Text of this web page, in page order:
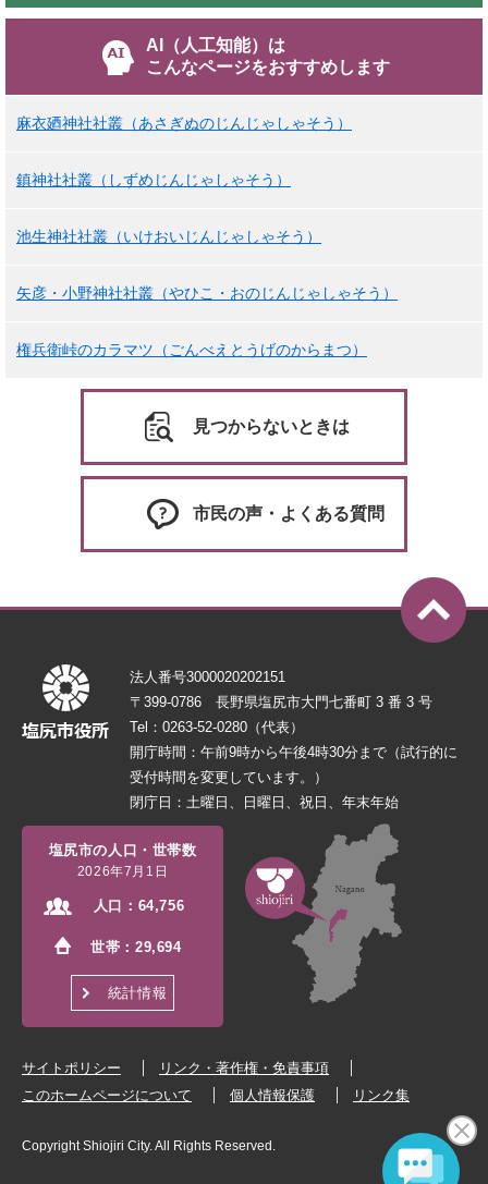
AI（人工知能）は
こんなページをおすすめします
麻衣廼神社社叢（あさぎぬのじんじゃしゃそう）
鎮神社社叢（しずめじんじゃしゃそう）
池生神社社叢（いけおいじんじゃしゃそう）
矢彦・小野神社社叢（やひこ・おのじんじゃしゃそう）
権兵衛峠のカラマツ（ごんべえとうげのからまつ）
見つからないときは
市民の声・よくある質問
法人番号3000020202151
〒399-0786 長野県塩尻市大門七番町 3 番 3 号
Tel：0263-52-0280（代表）
開庁時間：午前9時から午後4時30分まで（試行的に
受付時間を変更しています。）
閉庁日：土曜日、日曜日、祝日、年末年始
塩尻市の人口・世帯数
2026年7月1日
人口： 64,756
世帯：29,694
統計情報
サイトポリシー
リンク・著作権・免責事項
このホームページについて
個人情報保護 リンク集
Copyright Shiojiri City. All Rights Reserved.